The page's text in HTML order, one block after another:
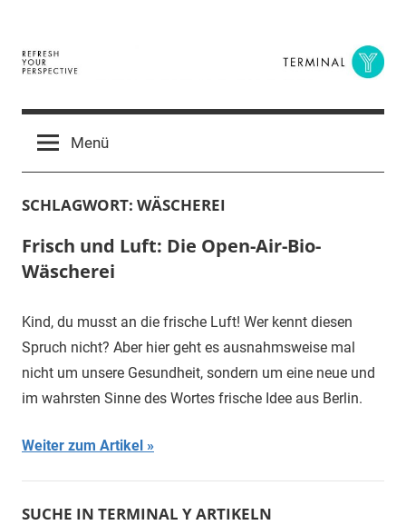
springen
Terminal
Y
Digital
BusinessMenü
SCHLAGWORT: WÄSCHEREI
Frisch und Luft: Die Open-Air-Bio-
Wäscherei
Kind, du musst an die frische Luft! Wer kennt diesen
Spruch nicht? Aber hier geht es ausnahmsweise mal
nicht um unsere Gesundheit, sondern um eine neue und
im wahrsten Sinne des Wortes frische Idee aus Berlin.
Weiter zum Artikel
SUCHE IN TERMINAL Y ARTIKELN